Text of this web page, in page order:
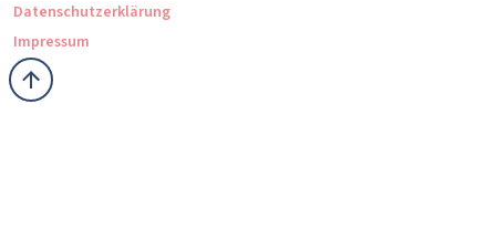
Datenschutzerklärung
Impressum